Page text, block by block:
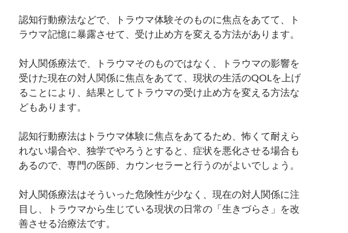
認知行動療法などで、トラウマ体験そのものに焦点をあてて、ト
ラウマ記憶に暴露させて、受け止め方を変える方法があります。
対人関係療法で、トラウマそのものではなく、トラウマの影響を
受けた現在の対人関係に焦点をあてて、現状の生活のQOLを上げ
ることにより、結果としてトラウマの受け止め方を変える方法な
どもあります。
認知行動療法はトラウマ体験に焦点をあてるため、怖くて耐えら
れない場合や、独学でやろうとすると、症状を悪化させる場合も
あるので、専門の医師、カウンセラーと行うのがよいでしょう。
対人関係療法はそういった危険性が少なく、現在の対人関係に注
目し、トラウマから生じている現状の日常の「生きづらさ」を改
善させる治療法です。